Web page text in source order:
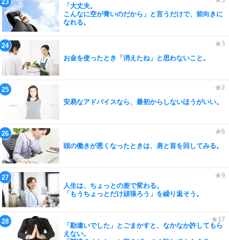
「大丈夫。
こんなに空が青いのだから」と言うだけで、前向きに
なれる。
お金を使ったとき「消えたね」と思わないこと。
安易なアドバイスなら、最初からしないほうがいい。
頭の働きが悪くなったときは、肩と首を回してみる。
人生は、ちょっとの差で変わる。
「もうちょっとだけ頑張ろう」を繰り返そう。
「勘違いでした」とごまかすと、なかなか許してもら
えない。